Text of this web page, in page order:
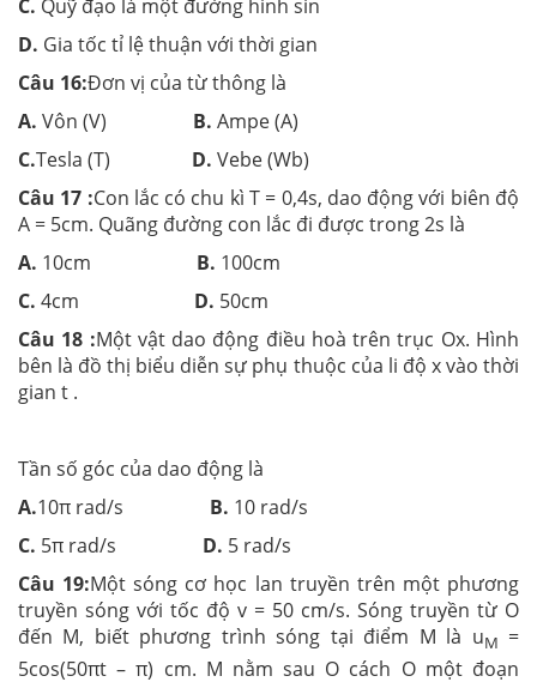
C. Quỹ đạo là một đường hình sin
D. Gia tốc tỉ lệ thuận với thời gian
Câu 16:Đơn vị của từ thông là
A. Vôn (V) B. Ampe (A)
C.Tesla (T) D. Vebe (Wb)
Câu 17 :Con lắc có chu kì T = 0,4s, dao động với biên độ
A = 5cm. Quãng đường con lắc đi được trong 2s là
A. 10cm B. 100cm
C. 4cm D. 50cm
Câu 18 :Một vật dao động điều hoà trên trục Ox. Hình
bên là đồ thị biểu diễn sự phụ thuộc của li độ x vào thời
gian t .
Tần số góc của dao động là
A.10π rad/s B. 10 rad/s
C. 5π rad/s D. 5 rad/s
Câu 19:Một sóng cơ học lan truyền trên một phương
truyền sóng với tốc độ v = 50 cm/s. Sóng truyền từ O
đến M, biết phương trình sóng tại điểm M là uM =
5cos(50πt – π) cm. M nằm sau O cách O một đoạn